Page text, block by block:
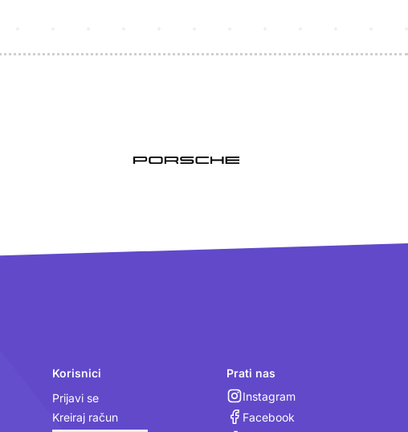
Korisnici
Prijavi se
Kreiraj račun
Prati nas
Instagram
Facebook